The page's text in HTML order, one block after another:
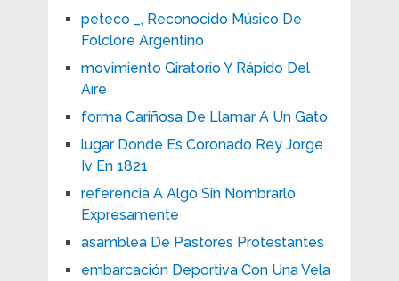
peteco _, Reconocido Músico De
Folclore Argentino
movimiento Giratorio Y Rápido Del
Aire
forma Cariñosa De Llamar A Un Gato
lugar Donde Es Coronado Rey Jorge
Iv En 1821
referencia A Algo Sin Nombrarlo
Expresamente
asamblea De Pastores Protestantes
embarcación Deportiva Con Una Vela